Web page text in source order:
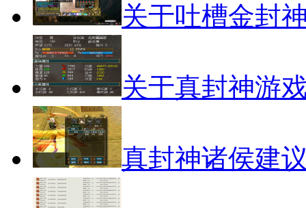
关于吐槽金封
关于真封神游
真封神诸侯建